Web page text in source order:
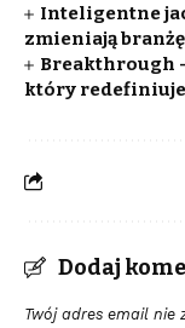
Inteligentne
zmieniają branżę
Breakthrough
który
Dodaj
Twój adres email nie